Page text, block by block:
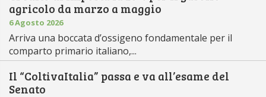
agricolo da marzo a maggio
6 Agosto 2026
Arriva una boccata d’ossigeno fondamentale per il
comparto primario italiano,...
Il “ColtivaItalia” passa e va all’esame del
Senato